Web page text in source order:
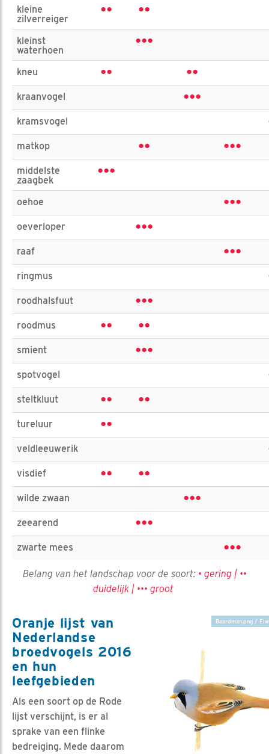
kleine
zilverreiger
•• ••
kleinst
waterhoen
•••
kneu •• ••
kraanvogel •••
kramsvogel
matkop •• •••
middelste
zaagbek
•••
oehoe •••
oeverloper •••
raaf •••
ringmus
roodhalsfuut •••
roodmus •• ••
smient •••
spotvogel
steltkluut •• ••
tureluur ••
veldleeuwerik
visdief •• ••
wilde zwaan •••
zeearend •••
zwarte mees •••
Belang van het landschap voor de soort: • gering | ••
duidelijk | ••• groot
Baardman.png /
Oranje lijst van
Nederlandse
broedvogels 2016
en hun
leefgebieden
Als een soort op de Rode
lijst verschijnt, is er al
sprake van een flinke
bedreiging. Mede daarom